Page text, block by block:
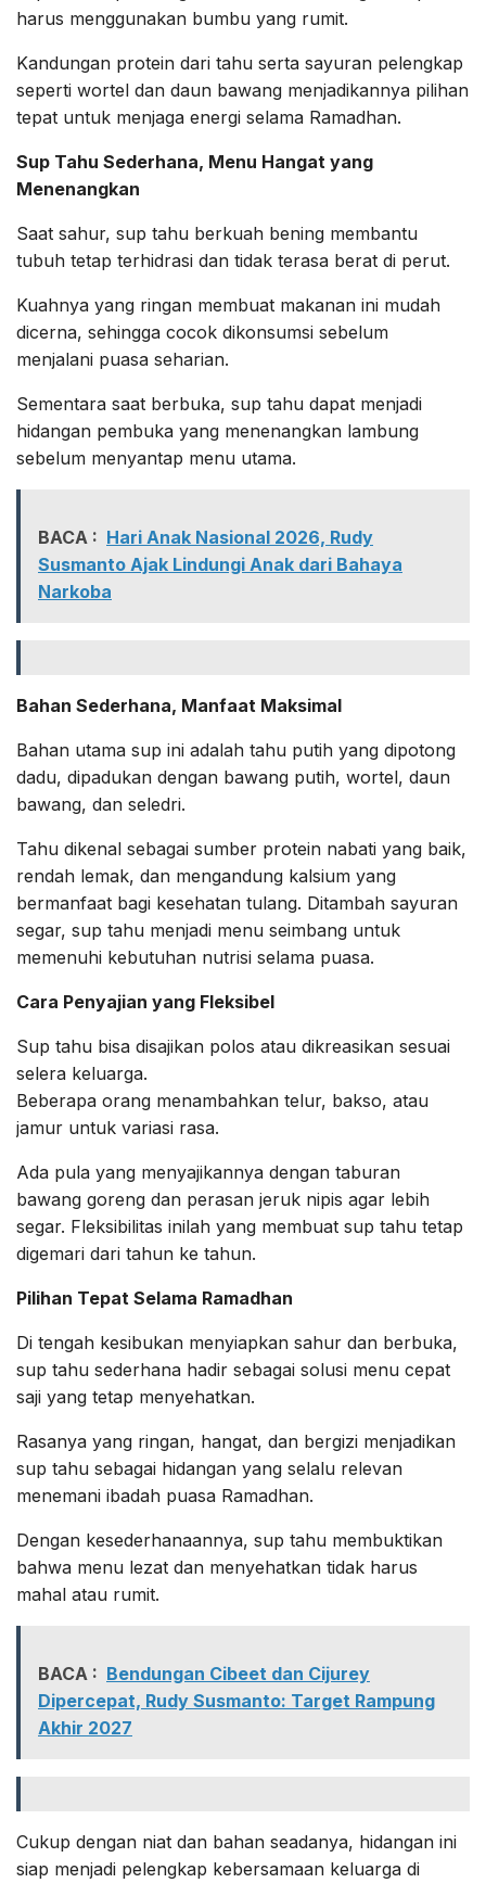
harus menggunakan bumbu yang rumit.
Kandungan protein dari tahu serta sayuran pelengkap
seperti wortel dan daun bawang menjadikannya pilihan
tepat untuk menjaga energi selama Ramadhan.
Sup Tahu Sederhana, Menu Hangat yang
Menenangkan
Saat sahur, sup tahu berkuah bening membantu
tubuh tetap terhidrasi dan tidak terasa berat di perut.
Kuahnya yang ringan membuat makanan ini mudah
dicerna, sehingga cocok dikonsumsi sebelum
menjalani puasa seharian.
Sementara saat berbuka, sup tahu dapat menjadi
hidangan pembuka yang menenangkan lambung
sebelum menyantap menu utama.
BACA : Hari Anak Nasional 2026, Rudy
Susmanto Ajak Lindungi Anak dari Bahaya
Narkoba
Bahan Sederhana, Manfaat Maksimal
Bahan utama sup ini adalah tahu putih yang dipotong
dadu, dipadukan dengan bawang putih, wortel, daun
bawang, dan seledri.
Tahu dikenal sebagai sumber protein nabati yang baik,
rendah lemak, dan mengandung kalsium yang
bermanfaat bagi kesehatan tulang. Ditambah sayuran
segar, sup tahu menjadi menu seimbang untuk
memenuhi kebutuhan nutrisi selama puasa.
Cara Penyajian yang Fleksibel
Sup tahu bisa disajikan polos atau dikreasikan sesuai
selera keluarga.
Beberapa orang menambahkan telur, bakso, atau
jamur untuk variasi rasa.
Ada pula yang menyajikannya dengan taburan
bawang goreng dan perasan jeruk nipis agar lebih
segar. Fleksibilitas inilah yang membuat sup tahu tetap
digemari dari tahun ke tahun.
Pilihan Tepat Selama Ramadhan
Di tengah kesibukan menyiapkan sahur dan berbuka,
sup tahu sederhana hadir sebagai solusi menu cepat
saji yang tetap menyehatkan.
Rasanya yang ringan, hangat, dan bergizi menjadikan
sup tahu sebagai hidangan yang selalu relevan
menemani ibadah puasa Ramadhan.
Dengan kesederhanaannya, sup tahu membuktikan
bahwa menu lezat dan menyehatkan tidak harus
mahal atau rumit.
BACA : Bendungan Cibeet dan Cijurey
Dipercepat, Rudy Susmanto: Target Rampung
Akhir 2027
Cukup dengan niat dan bahan seadanya, hidangan ini
siap menjadi pelengkap kebersamaan keluarga di